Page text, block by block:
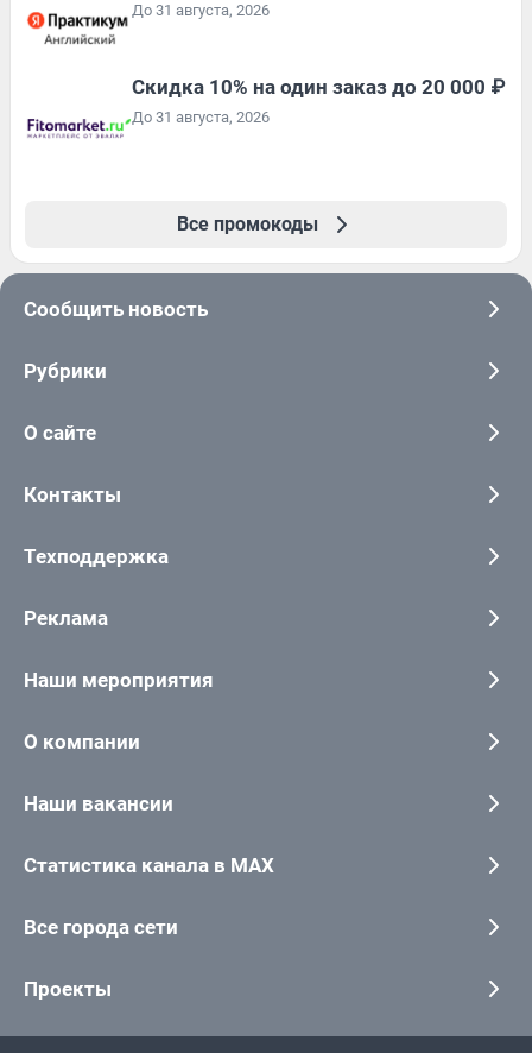
До 31 августа, 2026
Скидка 10% на один заказ до 20 000 ₽
До 31 августа, 2026
Все промокоды
Сообщить новость
Рубрики
О сайте
Контакты
Техподдержка
Реклама
Наши мероприятия
О компании
Наши вакансии
Статистика канала в MAX
Все города сети
Проекты